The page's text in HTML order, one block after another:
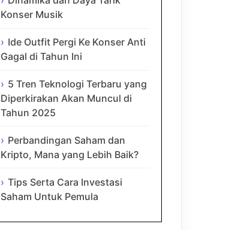
Konser Musik
Ide Outfit Pergi Ke Konser Anti
Gagal di Tahun Ini
5 Tren Teknologi Terbaru yang
Diperkirakan Akan Muncul di
Tahun 2025
Perbandingan Saham dan
Kripto, Mana yang Lebih Baik?
Tips Serta Cara Investasi
Saham Untuk Pemula